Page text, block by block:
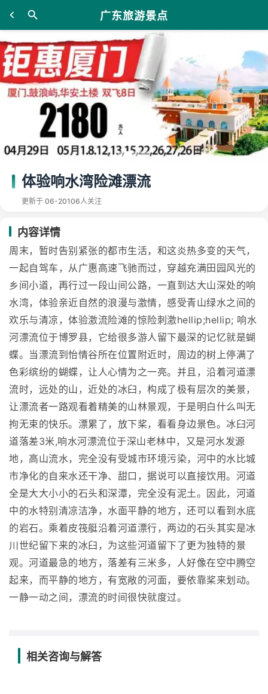
广东旅游景点
体验响水湾险滩漂流
更新于 06-20106人关注
内容详情
周末，暂时告别紧张的都市生活，和这炎热多变的天气，
一起自驾车，从广惠高速飞驰而过，穿越充满田园风光的
乡间小道，再行过一段山间公路，一直到达大山深处的响
水湾，体验亲近自然的浪漫与激情，感受青山绿水之间的
欢乐与清凉，体验激流险滩的惊险刺激hellip;hellip; 响水
河漂流位于博罗县，它给很多游人留下最深的记忆就是蝴
蝶。当漂流到怡情谷所在位置附近时，周边的树上停满了
色彩缤纷的蝴蝶，让人心情为之一亮。并且，沿着河道漂
流时，远处的山，近处的冰臼，构成了极有层次的美景，
让漂流者一路观看着精美的山林景观，于是明白什么叫无
拘无束的快乐。漂累了，放下桨，看看身边景色。冰臼河
道落差3米,响水河漂流位于深山老林中，又是河水发源
地，高山流水，完全没有受城市环境污染，河中的水比城
市净化的自来水还干净、甜口，据说可以直接饮用。河道
全是大大小小的石头和深潭，完全没有泥土。因此，河道
中的水特别清凉洁净，水面平静的地方，还可以看到水底
的岩石。乘着皮筏艇沿着河道漂行，两边的石头其实是冰
川世纪留下来的冰臼，为这些河道留下了更为独特的景
观。河道最急的地方，落差有三米多，人好像在空中腾空
起来，而平静的地方，有宽敞的河面，要依靠桨来划动。
一静一动之间，漂流的时间很快就度过。
相关咨询与解答